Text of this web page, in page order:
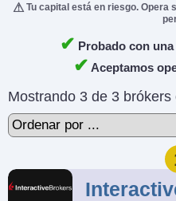
Tu capital está en riesgo. Opera
✔ Probado con
✔ Aceptamos
Mostrando 3 de 3 brókers